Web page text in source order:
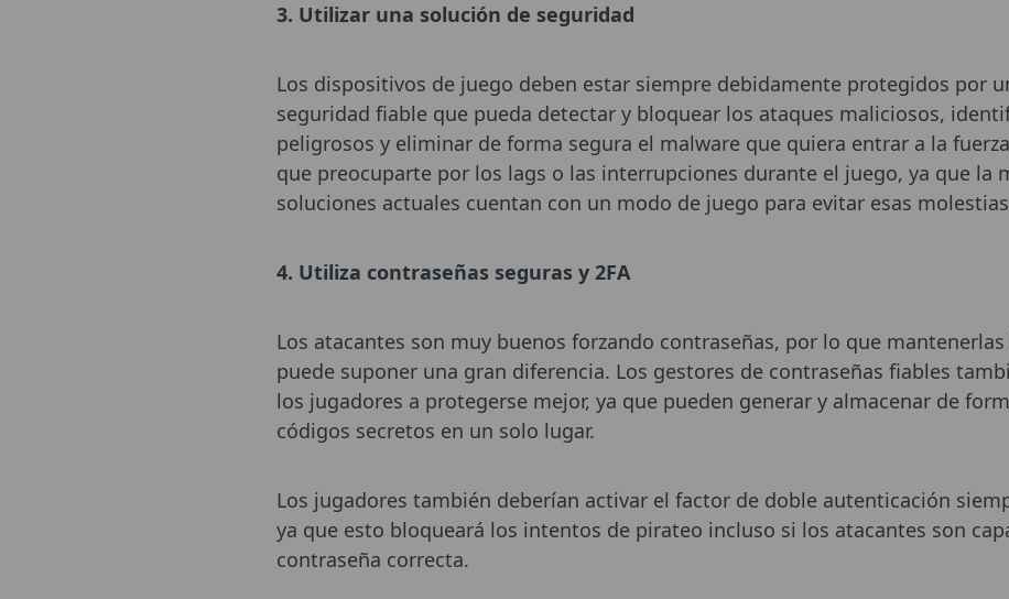
3. Utilizar una solución de seguridad
Los dispositivos de juego deben estar siempre debidamente protegidos por
seguridad fiable que pueda detectar y bloquear los ataques maliciosos,
peligrosos y eliminar de forma segura el malware que quiera entrar a la
que preocuparte por los lags o las interrupciones durante el juego, ya que la
soluciones actuales cuentan con un modo de juego para evitar esas
4. Utiliza contraseñas seguras y 2FA
Los atacantes son muy buenos forzando contraseñas, por lo que
puede suponer una gran diferencia. Los gestores de contraseñas fiables
los jugadores a protegerse mejor, ya que pueden generar y almacenar de
códigos secretos en un solo lugar.
Los jugadores también deberían activar el factor de doble autenticación
ya que esto bloqueará los intentos de pirateo incluso si los atacantes son
contraseña correcta.